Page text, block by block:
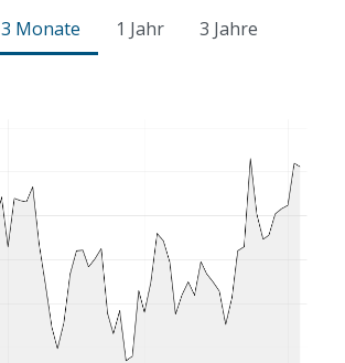
3 Monate 1 Jahr
3 Jahre